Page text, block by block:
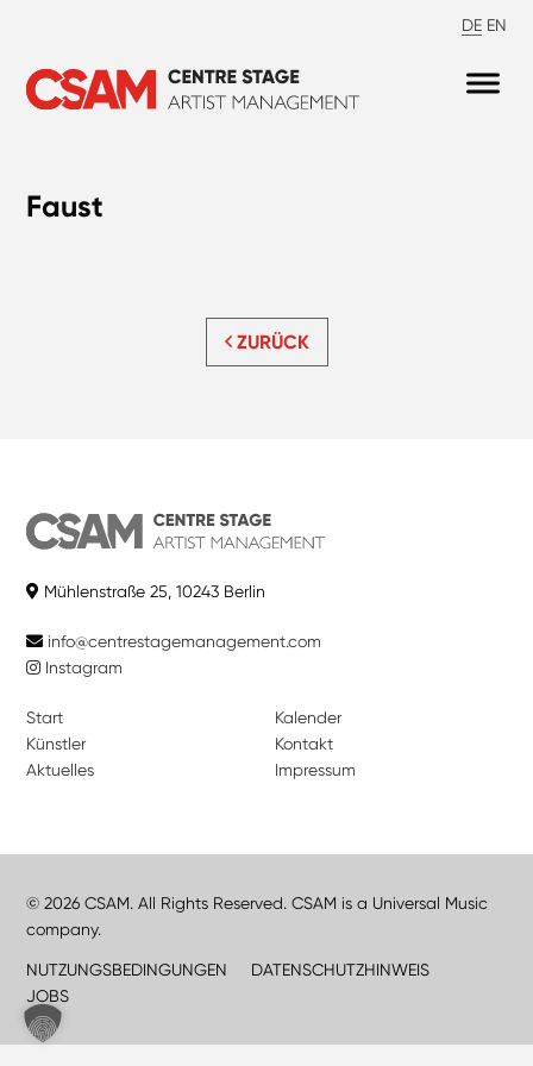
DE EN
Faust
ZURÜCK
Mühlenstraße 25, 10243 Berlin
info@centrestagemanagement.com
Instagram
Start
Künstler
Aktuelles
Kalender
Kontakt
Impressum
© 2026 CSAM. All Rights Reserved. CSAM is a Universal Music
company.
NUTZUNGSBEDINGUNGEN
DATENSCHUTZHINWEIS
JOBS